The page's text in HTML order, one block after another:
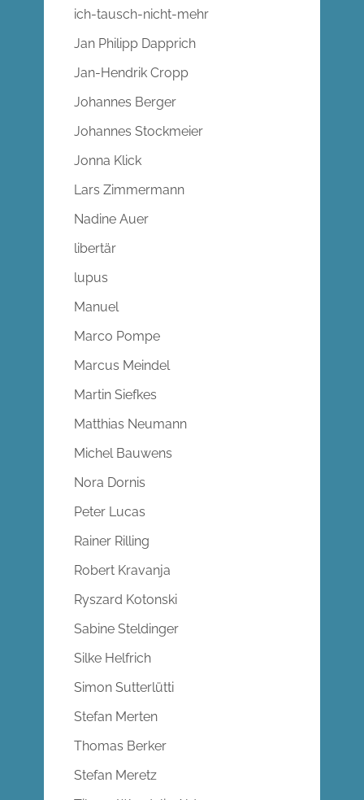
ich-tausch-nicht-mehr
Jan Philipp Dapprich
Jan-Hendrik Cropp
Johannes Berger
Johannes Stockmeier
Jonna Klick
Lars Zimmermann
Nadine Auer
libertär
lupus
Manuel
Marco Pompe
Marcus Meindel
Martin Siefkes
Matthias Neumann
Michel Bauwens
Nora Dornis
Peter Lucas
Rainer Rilling
Robert Kravanja
Ryszard Kotonski
Sabine Steldinger
Silke Helfrich
Simon Sutterlütti
Stefan Merten
Thomas Berker
Stefan Meretz